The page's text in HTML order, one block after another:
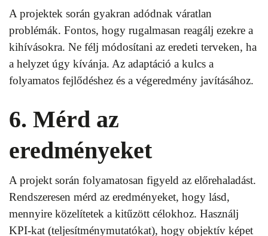
A projektek során gyakran adódnak váratlan
problémák. Fontos, hogy rugalmasan reagálj ezekre a
kihívásokra. Ne félj módosítani az eredeti terveken, ha
a helyzet úgy kívánja. Az adaptáció a kulcs a
folyamatos fejlődéshez és a végeredmény javításához.
6. Mérd az
eredményeket
A projekt során folyamatosan figyeld az előrehaladást.
Rendszeresen mérd az eredményeket, hogy lásd,
mennyire közelítetek a kitűzött célokhoz. Használj
KPI-kat (teljesítménymutatókat), hogy objektív képet